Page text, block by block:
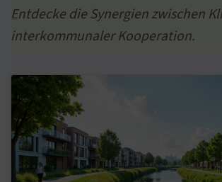
Entdecke die Synergien zwischen
interkommunaler Kooperation.